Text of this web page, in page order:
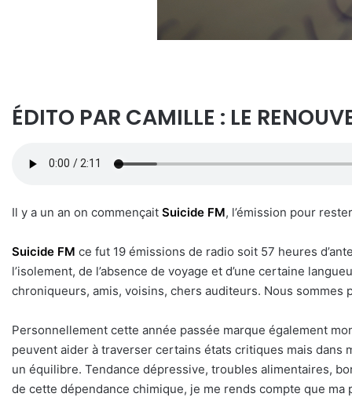
ÉDITO PAR CAMILLE : LE
Il y a un an on commençait Suicide FM, l’émission pour
Suicide FM ce fut 19 émissions de radio soit 57 heures
l’isolement, de l’absence de voyage et d’une certaine
chroniqueurs, amis, voisins, chers auditeurs. Nous
Personnellement cette année passée marque également
peuvent aider à traverser certains états critiques mais dans
un équilibre. Tendance dépressive, troubles alimentaires,
de cette dépendance chimique, je me rends compte que